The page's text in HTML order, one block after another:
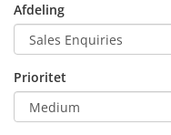
Afdeling
Prioritet